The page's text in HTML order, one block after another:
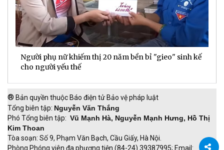
Doanh thu hoạt động DNSE tăng gần 60% trong 6
tháng đầu năm
® Bản quyền thuộc Báo điện tử Bảo vệ pháp luật
Tổng biên tập: Nguyễn Văn Thắng
Phó Tổng biên tập: Vũ Mạnh Hà, Nguyễn Mạnh Hưng, Hồ Thị
Kim Thoan
Tòa soạn: Số 9, Phạm Văn Bạch, Cầu Giấy, Hà Nội.
Phòng Phóng viên đa phương tiện (84-24) 39387995; Email: